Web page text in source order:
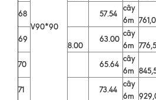
V90*90
68
57.54
cây
6m
69
8.00
63.00
cây
6m
70
65.64
cây
6m
71
73.44
cây
6m